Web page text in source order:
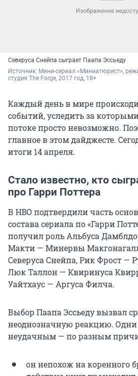
Северуса Снейпа сыграет Паапа Эссьеду
Источник: Мини-сериал «Миниатюрист»,
студия The Forge, 2017 год, 18+
Каждый день в мире
событий, уследить за
потоке просто невозможно.
главное в этом дайджесте.
итоги 14 апреля.
Стало известно, кто
про Гарри Поттера
В HBO подтвердили часть
состава сериала по «Гарри
получил роль Альбуса
Макти — Минервы
Северуса Снейпа, Рик Фрост —
Люк Таллон — Квиринуса
Уайтхаус — Аргуса Филча.
Выбор Паапа Эссьеду вызвал
неоднозначную реакцию.
неудачным — по разным
он непохож на коренного